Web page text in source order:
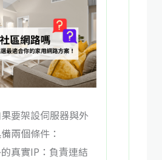
要架設伺服器與外
兩個條件：
真實IP：負責連結